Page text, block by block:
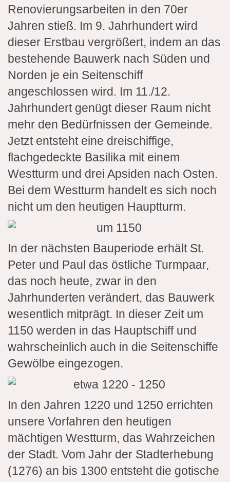
Renovierungsarbeiten in den 70er
Jahren stieß. Im 9. Jahrhundert wird
dieser Erstbau vergrößert, indem an das
bestehende Bauwerk nach Süden und
Norden je ein Seitenschiff
angeschlossen wird. Im 11./12.
Jahrhundert genügt dieser Raum nicht
mehr den Bedürfnissen der Gemeinde.
Jetzt entsteht eine dreischiffige,
flachgedeckte Basilika mit einem
Westturm und drei Apsiden nach Osten.
Bei dem Westturm handelt es sich noch
nicht um den heutigen Hauptturm.
In der nächsten Bauperiode erhält St.
Peter und Paul das östliche Turmpaar,
das noch heute, zwar in den
Jahrhunderten verändert, das Bauwerk
wesentlich mitprägt. In dieser Zeit um
1150 werden in das Hauptschiff und
wahrscheinlich auch in die Seitenschiffe
Gewölbe eingezogen.
In den Jahren 1220 und 1250 errichten
unsere Vorfahren den heutigen
mächtigen Westturm, das Wahrzeichen
der Stadt. Vom Jahr der Stadterhebung
(1276) an bis 1300 entsteht die gotische